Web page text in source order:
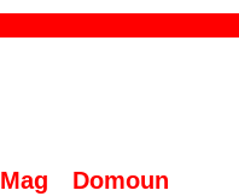
Mag Domoun